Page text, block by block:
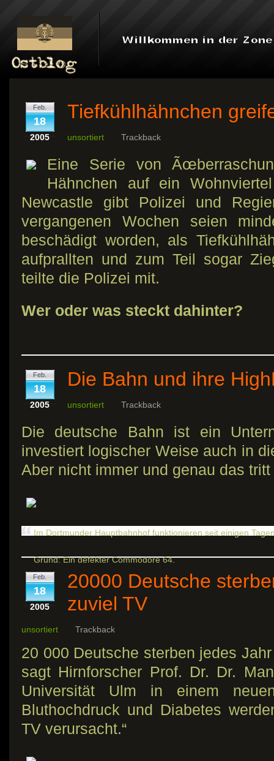
Feb.
18
2005
Tiefkühlhähnchen
unsortiert Trackback
Eine Serie von
Hähnchen auf ein
Newcastle gibt Polizei und
vergangenen Wochen seien
beschädigt worden, als
aufprallten und zum Teil sogar
teilte die Polizei mit.
Wer oder was steckt dahinter?
Feb.
18
2005
Die Bahn und ihre
unsortiert Trackback
Die deutsche Bahn ist ein
investiert logischer Weise auch in
Aber nicht immer und genau das
Im Dortmunder Hauptbahnhof funktionieren seit einigen
Grund: Ein defekter Commodore 64.
Feb.
18
2005
20000 Deutsche
zuviel TV
unsortiert Trackback
20 000 Deutsche sterben jedes
sagt Hirnforscher Prof. Dr. Dr.
Universität Ulm in einem
Bluthochdruck und Diabetes
TV verursacht.“